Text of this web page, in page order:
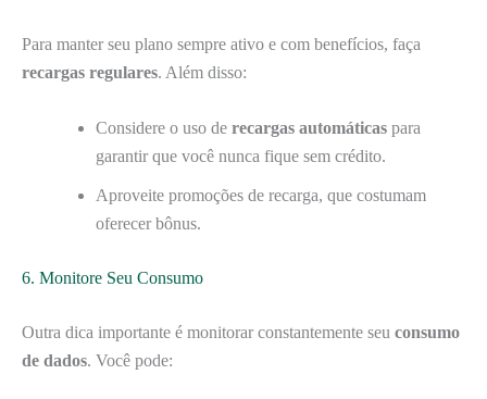
Para manter seu plano sempre ativo e com benefícios, faça
recargas regulares. Além disso:
Considere o uso de recargas automáticas para
garantir que você nunca fique sem crédito.
Aproveite promoções de recarga, que costumam
oferecer bônus.
6. Monitore Seu Consumo
Outra dica importante é monitorar constantemente seu consumo
de dados. Você pode: